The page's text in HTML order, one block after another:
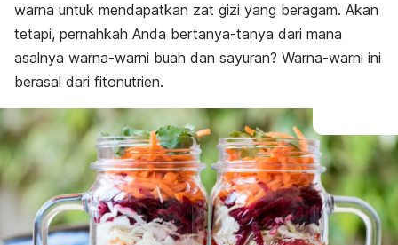
warna untuk mendapatkan zat gizi yang beragam. Akan
tetapi, pernahkah Anda bertanya-tanya dari mana
asalnya warna-warni buah dan sayuran? Warna-warni ini
berasal dari fitonutrien.